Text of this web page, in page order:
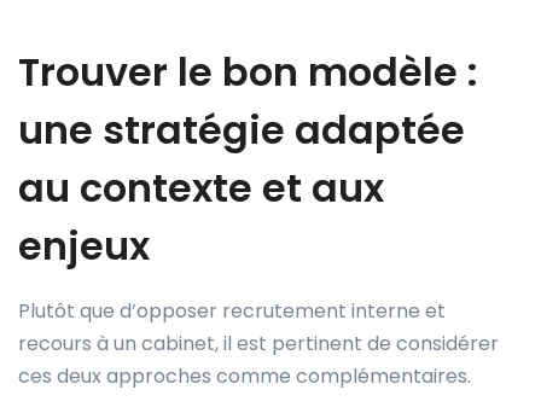
Trouver le bon modèle :
une stratégie adaptée
au contexte et aux
enjeux
Plutôt que d’opposer recrutement interne et
recours à un cabinet, il est pertinent de considérer
ces deux approches comme complémentaires.